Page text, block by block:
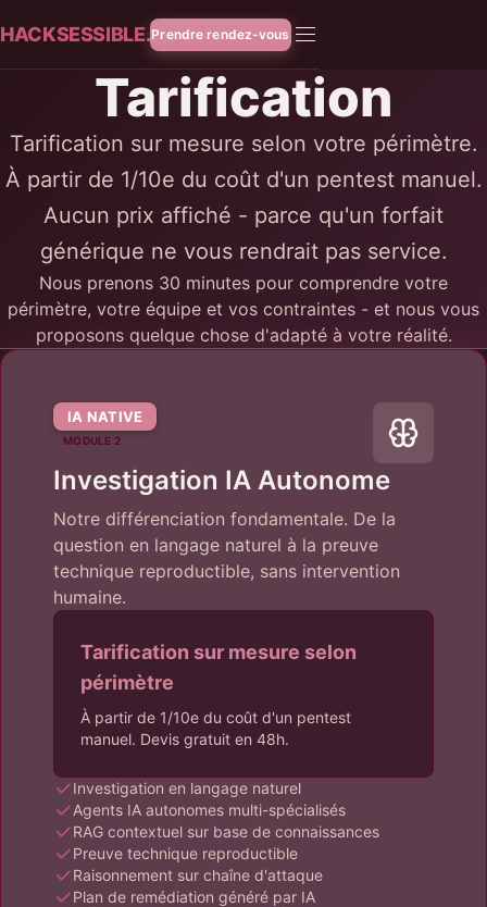
HACKSESSIBLE.Prendre rendez-vous
Tarification
Tarification sur mesure selon votre périmètre.
À partir de 1/10e du coût d'un pentest manuel.
Aucun prix affiché - parce qu'un forfait
générique ne vous rendrait pas service.
Nous prenons 30 minutes pour comprendre votre
périmètre, votre équipe et vos contraintes - et nous vous
proposons quelque chose d'adapté à votre réalité.
IA NATIVE
MODULE 2
Investigation IA Autonome
Notre différenciation fondamentale. De la
question en langage naturel à la preuve
technique reproductible, sans intervention
humaine.
Tarification sur mesure selon
périmètre
À partir de 1/10e du coût d'un pentest
manuel. Devis gratuit en 48h.
Investigation en langage naturel
Agents IA autonomes multi-spécialisés
RAG contextuel sur base de connaissances
Preuve technique reproductible
Raisonnement sur chaîne d'attaque
Plan de remédiation généré par IA